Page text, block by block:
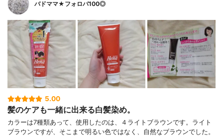
バドママ★フォロバ100◎
5.00
髪のケアも一緒に出来る白髪染め。
カラーは7種類あって、使用したのは、４ライトブラウンです。ライト
ブラウンですが、そこまで明るい色ではなく、自然なブラウンでした。